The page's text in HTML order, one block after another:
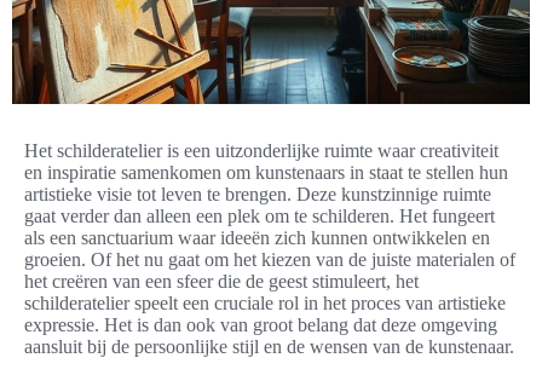
Het schilderatelier is een uitzonderlijke ruimte waar creativiteit
en inspiratie samenkomen om kunstenaars in staat te stellen hun
artistieke visie tot leven te brengen. Deze kunstzinnige ruimte
gaat verder dan alleen een plek om te schilderen. Het fungeert
als een sanctuarium waar ideeën zich kunnen ontwikkelen en
groeien. Of het nu gaat om het kiezen van de juiste materialen of
het creëren van een sfeer die de geest stimuleert, het
schilderatelier speelt een cruciale rol in het proces van artistieke
expressie. Het is dan ook van groot belang dat deze omgeving
aansluit bij de persoonlijke stijl en de wensen van de kunstenaar.